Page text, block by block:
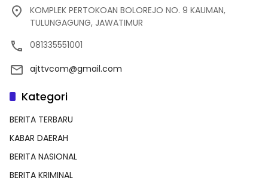
KOMPLEK PERTOKOAN BOLOREJO NO. 9 KAUMAN,
TULUNGAGUNG, JAWATIMUR
081335551001
ajttvcom@gmail.com
Kategori
BERITA TERBARU
KABAR DAERAH
BERITA NASIONAL
BERITA KRIMINAL